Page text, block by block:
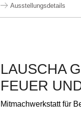
Ausstellungsdetails
LAUSCHA
FEUER
Mitmachwerkstatt für